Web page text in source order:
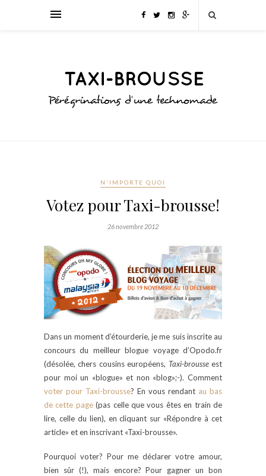
N'IMPORTE QUOI
Votez pour Taxi-brousse!
26 novembre 2012
Dans un moment d’étourderie, je me suis inscrite au
concours du meilleur blogue voyage d’Opodo.fr
(désolée, chers cousins européens, Taxi-brousseest
pour moi un «blogue» et non «blog»;-). Comment
voter pour Taxi-brousse? En vous rendant au bas
de cette page(pas celle que vous êtes en train de
lire, celle du lien), en cliquant sur «Répondre à cet
article» et en inscrivant «Taxi-brousse».
Pourquoi voter? Pour me déclarer votre amour,
bien sûr (!), mais encore? Pour gagner un bon